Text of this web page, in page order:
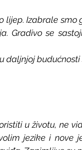
lijep. Izabrale smo
Gradivo se
daljnjoj
u životu, ne
jezike i nove